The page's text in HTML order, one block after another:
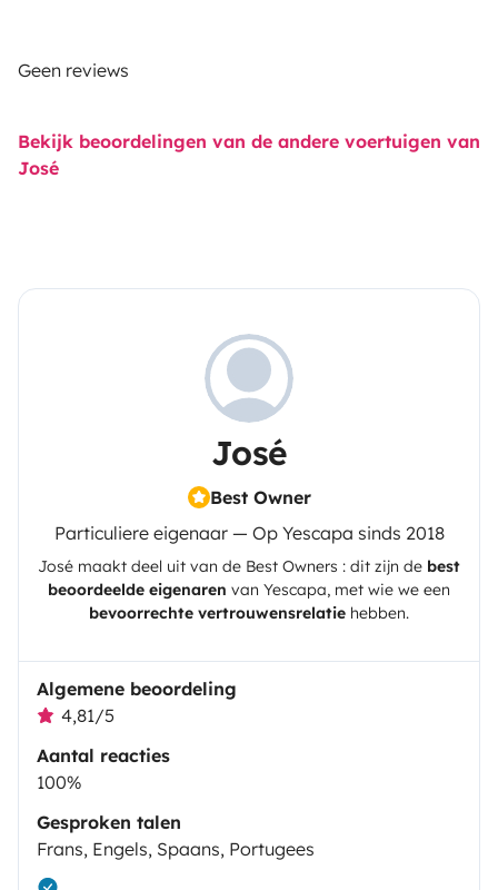
Geen reviews
Bekijk beoordelingen van de andere voertuigen van
José
José
Best Owner
Particuliere eigenaar — Op Yescapa sinds 2018
José maakt deel uit van de Best Owners : dit zijn de best
beoordeelde eigenaren van Yescapa, met wie we een
bevoorrechte vertrouwensrelatie hebben.
Algemene beoordeling
4,81/5
Aantal reacties
100%
Gesproken talen
Frans, Engels, Spaans, Portugees